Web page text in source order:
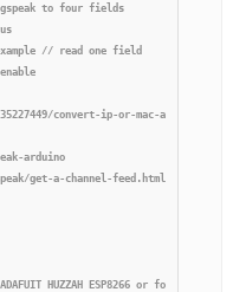
to four fields
// read one field
convert-ip-or-mac-address-
arduino
get-a-channel-feed.html
HUZZAH ESP8266 or for NODEMCU